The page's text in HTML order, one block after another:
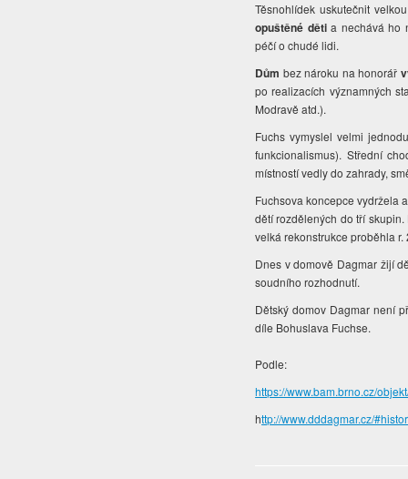
Těsnohlídek uskutečnit
opuštěné dětia nechává ho
péčí o chudé lidi.
Dům bez nároku na honorář
po realizacích významných
Modravě atd.).
Fuchs vymyslel velmi
funkcionalismus). Střední
místností vedly do zahrady,
Fuchsova koncepce vydržela
dětí rozdělených do tří
velká rekonstrukce proběhla
Dnes v domově Dagmar žijí
soudního rozhodnutí.
Dětský domov Dagmar není
díle Bohuslava Fuchse.
Podle:
https://www.bam.brno.cz/
http://www.dddagmar.cz/